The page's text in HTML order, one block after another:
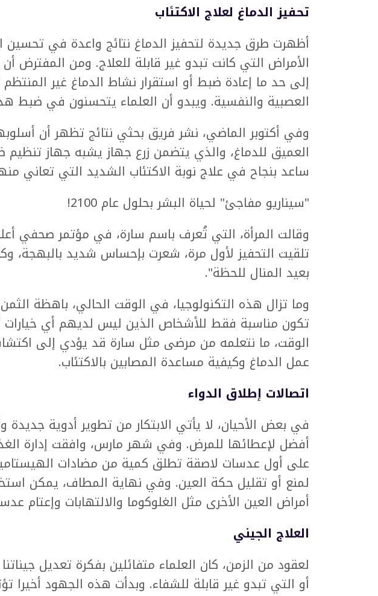
تحفيز الدماغ لعلاج الاكتئاب
أظهرت طرق جديدة لتحفيز الدماغ نتائج واعدة في تحسين
الأمراض التي كانت تبدو غير قابلة للعلاج. ومن المفترض
إلى حد ما إعادة ضبط أو استقرار نشاط الدماغ غير المنتظم
العصبية والنفسية. ويبدو أن العلماء يتحسنون في ضبط
وفي أكتوبر الماضي، نشر فريق بحثي نتائج تظهر أن
العميق للدماغ، والذي يتضمن زرع جهاز يشبه جهاز تنظيم
ساعد بنجاح في علاج نوبة الاكتئاب الشديد التي تعاني
"سيناريو مفاجئ" لحياة البشر بحلول عام 2100!
وقالت المرأة، التي تُعرف باسم سارة، في مؤتمر صحفي
تلقيت التحفيز لأول مرة، شعرت بإحساس شديد بالبهجة،
بعيد المنال للحظة".
وما تزال هذه التكنولوجيا، في الوقت الحالي، باهظة
تكون مناسبة فقط للأشخاص الذين ليس لديهم أي خيارات
الوقت، ما نتعلمه من مرضى مثل سارة قد يؤدي إلى
عمل الدماغ وكيفية مساعدة المصابين بالاكتئاب.
اتصالات إطلاق الدواء
في بعض الأحيان، لا يأتي الابتكار من تطوير أدوية
أفضل لإعطائها للمرض. وفي شهر مارس، وافقت إدارة
على أول عدسات لاصقة تطلق كمية من مضادات
لمنع أو تقليل حكة العين. وفي نهاية المطاف، يمكن
أمراض العين الأخرى مثل الغلوكوما والالتهابات وإعتام
العلاج الجيني
لعقود من الزمن، كان العلماء متفائلين بفكرة تعديل
أو التي تبدو غير قابلة للشفاء. وبدأت هذه الجهود أخيرا